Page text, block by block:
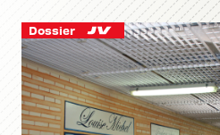
Dossier